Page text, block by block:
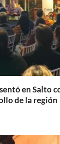
en Salto
de la región